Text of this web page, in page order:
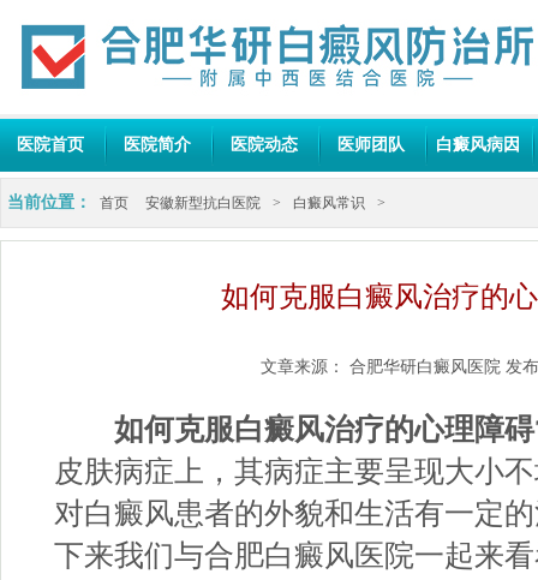
医院首页 医院简介 医院动态 医师团队 白癜风病因
当前位置： 首页 安徽新型抗白医院 > 白癜风常识 >
如何克服白癜风治疗的
文章来源： 合肥华研白癜风医院 发
如何克服白癜风治疗的心理障
皮肤病症上，其病症主要呈现大小
对白癜风患者的外貌和生活有一定
下来我们与合肥白癜风医院一起来